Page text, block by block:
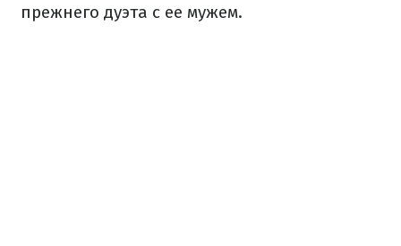
прежнего дуэта с ее мужем.